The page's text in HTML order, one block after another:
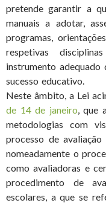
pretende garantir a
manuais a adotar,
programas,
respetivas
instrumento
sucesso educativo.
Neste âmbito, a Lei
de 14 de janeiro ,
metodologias com
processo de
nomeadamente o
como avaliadoras e
procedimento de
escolares, a que se